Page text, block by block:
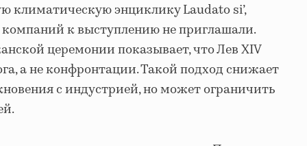
климатическую энциклику Laudato si’,
к выступлению не приглашали.
церемонии показывает, что Лев XIV
а не конфронтации. Такой подход снижает
с индустрией, но может ограничить